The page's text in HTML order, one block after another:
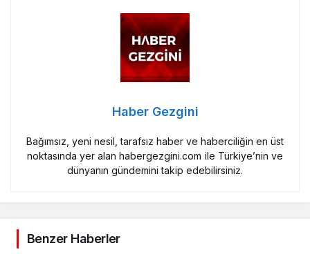
Haber Gezgini
Bağımsız, yeni nesil, tarafsız haber ve haberciliğin en üst
noktasında yer alan habergezgini.com ile Türkiye’nin ve
dünyanın gündemini takip edebilirsiniz.
Benzer Haberler